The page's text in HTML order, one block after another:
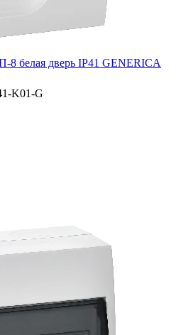
белая дверь IP41 GENERICA
K01-G